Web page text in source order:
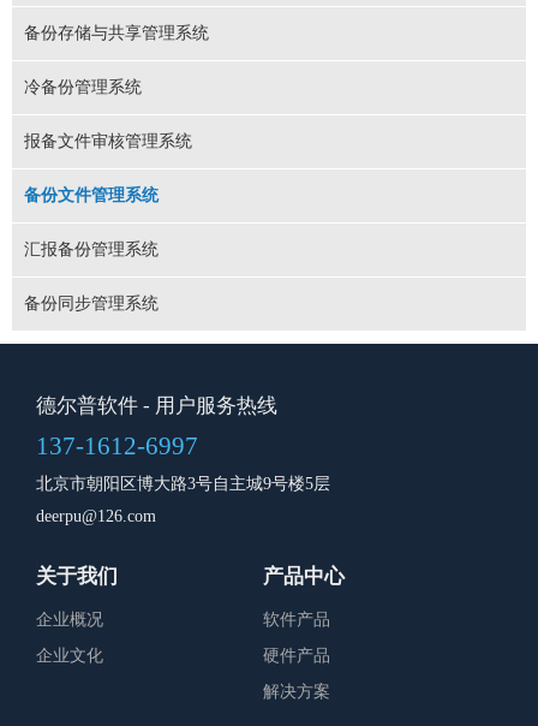
备份存储与共享管理系统
冷备份管理系统
报备文件审核管理系统
备份文件管理系统
汇报备份管理系统
备份同步管理系统
德尔普软件 - 用户服务热线
137-1612-6997
北京市朝阳区博大路3号自主城9号楼5层
deerpu@126.com
关于我们
企业概况
企业文化
产品中心
软件产品
硬件产品
解决方案